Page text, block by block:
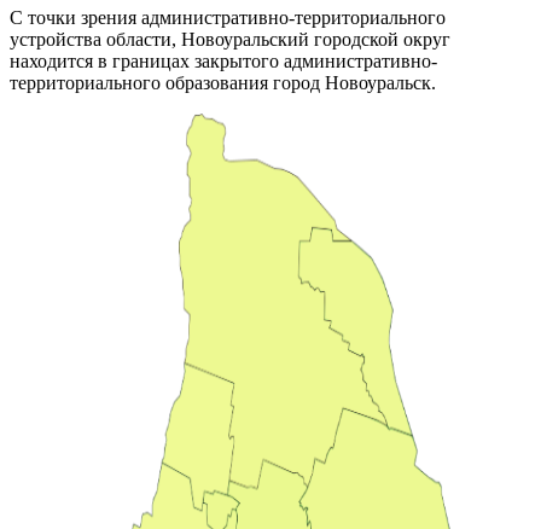
С точки зрения административно-территориального
устройства области, Новоуральский городской округ
находится в границах закрытого административно-
территориального образования город Новоуральск.